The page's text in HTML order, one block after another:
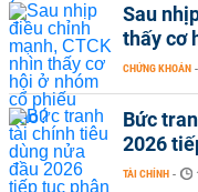
Sau
thấy cơ
CHỨNG KHOÁN -
Bức
2026
TÀI CHÍNH -